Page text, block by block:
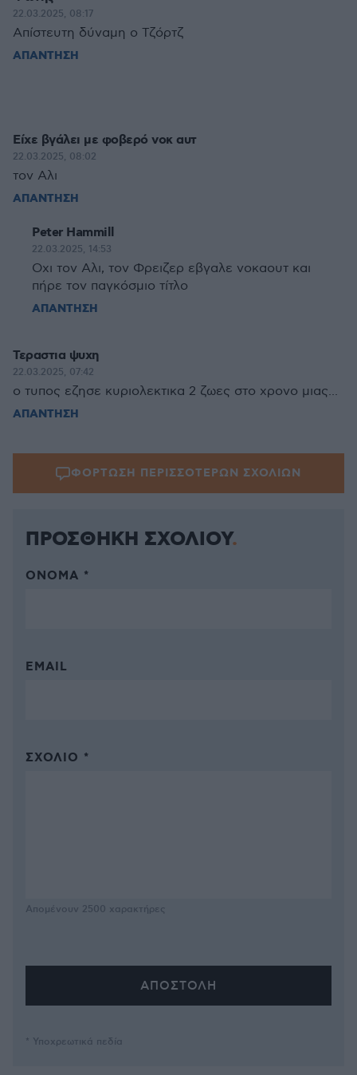
22.03.2025, 08:17
Απίστευτη δύναμη ο Τζόρτζ
ΑΠΑΝΤΗΣΗ
Είχε βγάλει με φοβερό νοκ αυτ
22.03.2025, 08:02
τον Αλι
ΑΠΑΝΤΗΣΗ
Peter Hammill
22.03.2025, 14:53
Οχι τον Αλι, τον Φρειζερ εβγαλε νοκαουτ και
πήρε τον παγκόσμιο τίτλο
ΑΠΑΝΤΗΣΗ
Τεραστια ψυχη
22.03.2025, 07:42
ο τυπος εζησε κυριολεκτικα 2 ζωες στο χρονο μιας...
ΑΠΑΝΤΗΣΗ
ΦΟΡΤΩΣΗ ΠΕΡΙΣΣΟΤΕΡΩΝ ΣΧΟΛΙΩΝ
ΠΡΟΣΘΗΚΗ ΣΧΟΛΙΟΥ
ΌΝΟΜΑ *
EMAIL
ΣΧΌΛΙΟ *
Απομένουν 2500 χαρακτήρες
* Υποχρεωτικά πεδία